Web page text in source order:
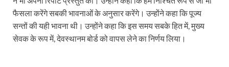
9New Sectoral Policy: 9 नई सेक्टोरल पॉलिसी, एक
संयुक्त निदेशक के एस चौहान ने मुख्यमंत्री को भेंट की अपनी
फैसला करेंगे सबकी भावनाओं के अनुसार करेंगे। उन्होंने कहा कि पूज्य
सन्तों की यही भावना थी। उन्होंने कहा कि इस समय सबके हित में, मुख्य
सेवक के रूप में, देवस्थानम बोर्ड को वापस लेने का निर्णय लिया।